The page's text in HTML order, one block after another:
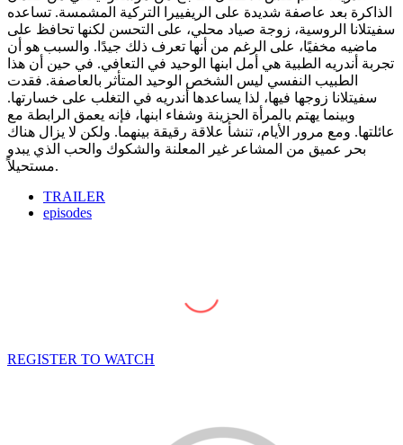
الذاكرة بعد عاصفة شديدة على الريفييرا التركية المشمسة. تساعده
سفيتلانا الروسية، زوجة صياد محلي، على التحسن لكنها تحافظ على
ماضيه مخفيًا، على الرغم من أنها تعرف ذلك جيدًا. والسبب هو أن
تجربة أندريه الطبية هي أمل ابنها الوحيد في التعافي. في حين أن هذا
الطبيب النفسي ليس الشخص الوحيد المتأثر بالعاصفة. فقدت
سفيتلانا زوجها فيها، لذا يساعدها أندريه في التغلب على خسارتها.
وبينما يهتم بالمرأة الحزينة وشفاء ابنها، فإنه يعمق الرابطة مع
عائلتها. ومع مرور الأيام، تنشأ علاقة رقيقة بينهما. ولكن لا يزال هناك
بحر عميق من المشاعر غير المعلنة والشكوك والحب الذي يبدو
مستحيلاً.
TRAILER
episodes
REGISTER TO WATCH